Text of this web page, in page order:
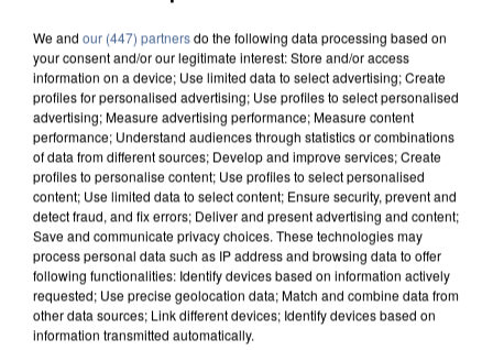
We and our (447) partnersdo the following data processing based on
your consent and/or our legitimate interest: Store and/or access
information on a device; Use limited data to select advertising; Create
profiles for personalised advertising; Use profiles to select personalised
advertising; Measure advertising performance; Measure content
performance; Understand audiences through statistics or combinations
of data from different sources; Develop and improve services; Create
profiles to personalise content; Use profiles to select personalised
content; Use limited data to select content; Ensure security, prevent and
detect fraud, and fix errors; Deliver and present advertising and content;
Save and communicate privacy choices. These technologies may
process personal data such as IP address and browsing data to offer
following functionalities: Identify devices based on information actively
requested; Use precise geolocation data; Match and combine data from
other data sources; Link different devices; Identify devices based on
information transmitted automatically.